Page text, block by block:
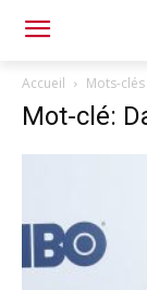
Accueil Mots-clés
Mot-clé: